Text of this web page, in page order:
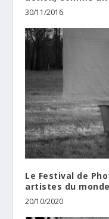
30/11/2016
Le Festival de
artistes du
20/10/2020